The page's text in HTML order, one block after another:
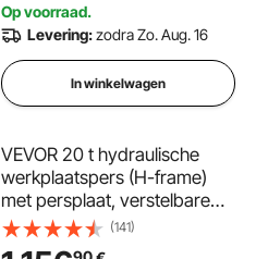
Op voorraad.
Levering:zodra Zo. Aug. 16
In winkelwagen
VEVOR 20 t hydraulische
werkplaatspers (H-frame)
met persplaat, verstelbare
hydraulische pers (max.
cilinder 185 mm) met
(141)